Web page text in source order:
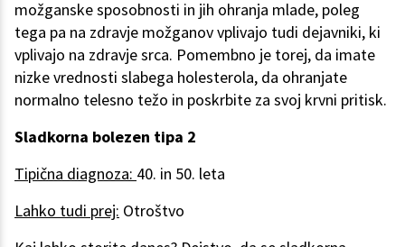
možganske sposobnosti in jih ohranja mlade, poleg
tega pa na zdravje možganov vplivajo tudi dejavniki, ki
vplivajo na zdravje srca. Pomembno je torej, da imate
nizke vrednosti slabega holesterola, da ohranjate
normalno telesno težo in poskrbite za svoj krvni pritisk.
Sladkorna bolezen tipa 2
Tipična diagnoza: 40. in 50. leta
Lahko tudi prej: Otroštvo